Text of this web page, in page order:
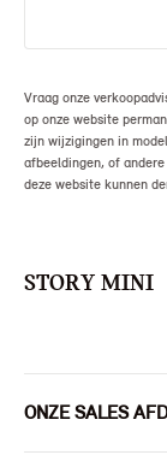
Vraag onze
op onze website
zijn wijzigingen in
afbeeldingen, of
deze website kunnen
STORY MINI
ONZE SALES